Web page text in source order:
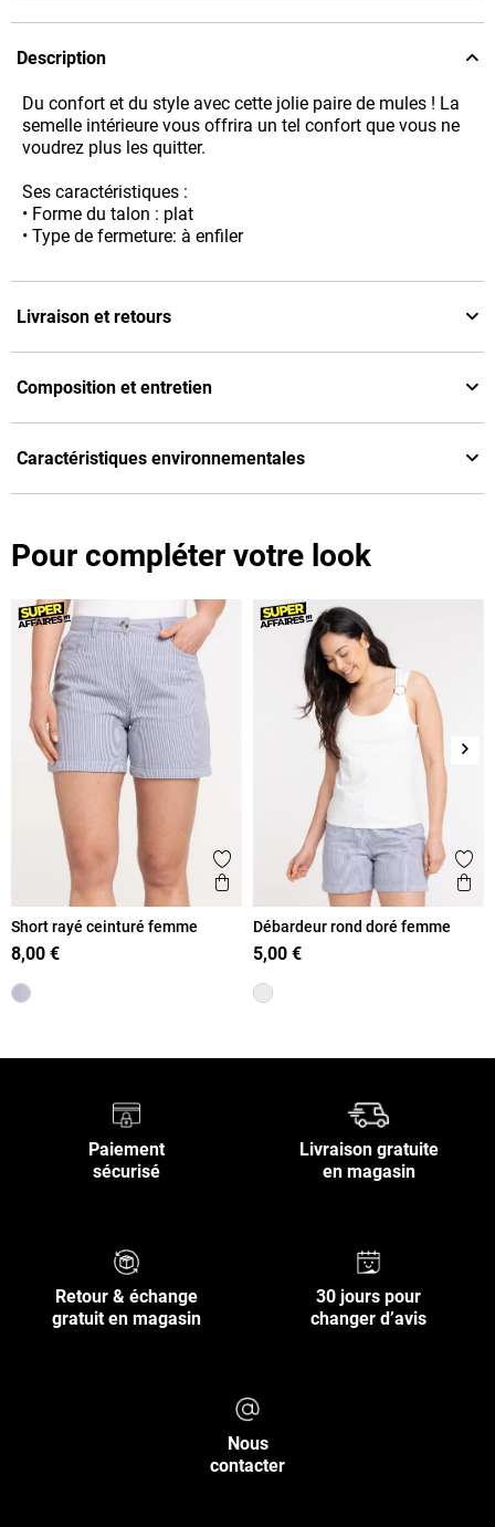
Description
Du confort et du style avec cette jolie paire de mules ! La
semelle intérieure vous offrira un tel confort que vous ne
voudrez plus les quitter.
Ses caractéristiques :
• Forme du talon : plat
• Type de fermeture: à enfiler
Livraison et retours
Composition et entretien
Caractéristiques environnementales
Pour compléter votre look
Ajouter aux favoris
Aperçu rapide
Short rayé ceinturé femme
8,00 €
Débardeur rond doré femme
5,00 €
Paiement
sécurisé
Livraison gratuite
en magasin
Retour & échange
gratuit en magasin
30 jours pour
changer d’avis
Nous
contacter